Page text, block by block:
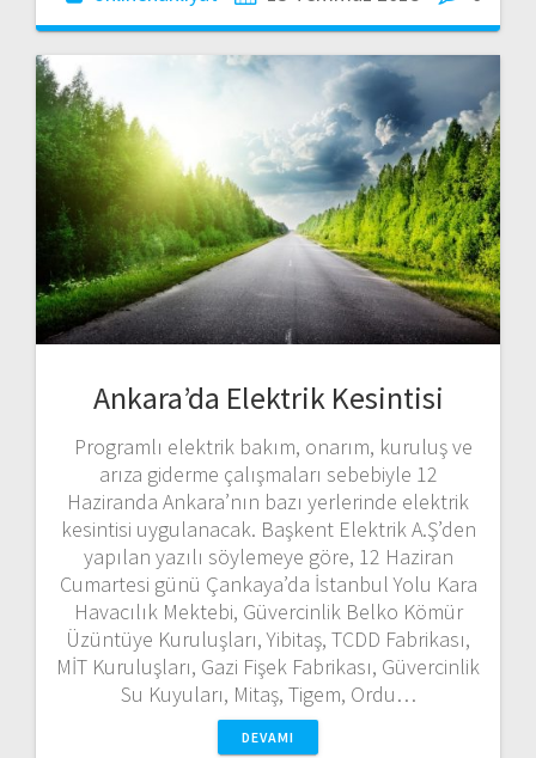
Ankara’da Elektrik Kesintisi
Programlı elektrik bakım, onarım, kuruluş ve
arıza giderme çalışmaları sebebiyle 12
Haziranda Ankara’nın bazı yerlerinde elektrik
kesintisi uygulanacak. Başkent Elektrik A.Ş’den
yapılan yazılı söylemeye göre, 12 Haziran
Cumartesi günü Çankaya’da İstanbul Yolu Kara
Havacılık Mektebi, Güvercinlik Belko Kömür
Üzüntüye Kuruluşları, Yibitaş, TCDD Fabrikası,
MİT Kuruluşları, Gazi Fişek Fabrikası, Güvercinlik
Su Kuyuları, Mitaş, Tigem, Ordu…
DEVAMI